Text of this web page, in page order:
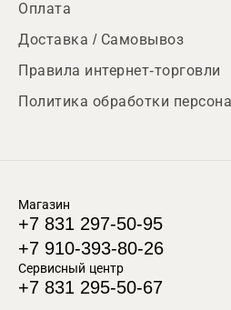
Оплата
Доставка / Самовывоз
Правила интернет-торговли
Политика обработки
Магазин
+7 831 297-50-95
+7 910-393-80-26
Сервисный центр
+7 831 295-50-67